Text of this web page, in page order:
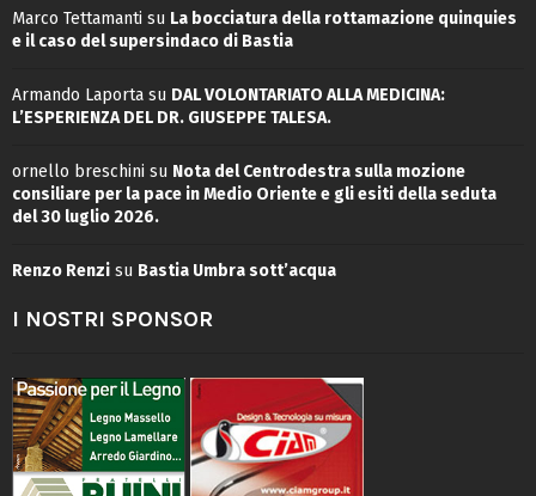
Marco Tettamanti su La bocciatura della rottamazione quinquies
e il caso del supersindaco di Bastia
Armando Laporta su DAL VOLONTARIATO ALLA MEDICINA:
L’ESPERIENZA DEL DR. GIUSEPPE TALESA.
ornello breschini su Nota del Centrodestra sulla mozione
consiliare per la pace in Medio Oriente e gli esiti della seduta
del 30 luglio 2026.
Renzo Renzi su Bastia Umbra sott’acqua
I NOSTRI SPONSOR